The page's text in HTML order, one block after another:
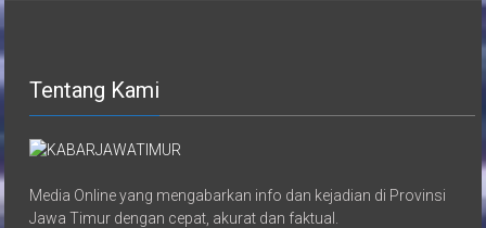
Tentang Kami
Media Online yang mengabarkan info dan kejadian di Provinsi
Jawa Timur dengan cepat, akurat dan faktual.